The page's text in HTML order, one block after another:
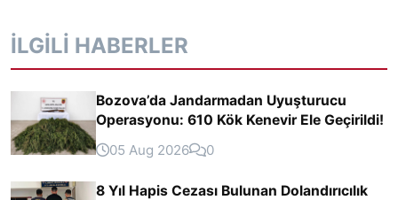
İLGILI HABERLER
Bozova’da Jandarmadan Uyuşturucu
Operasyonu: 610 Kök Kenevir Ele Geçirildi!
05 Aug 2026
0
8 Yıl Hapis Cezası Bulunan Dolandırıcılık